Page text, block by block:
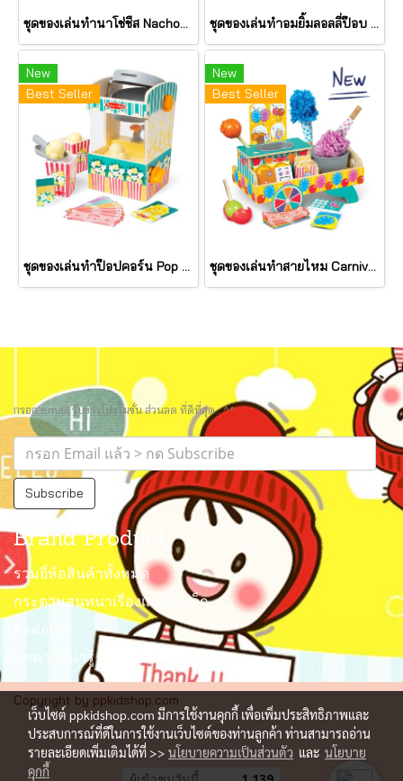
ชุดของเล่นทำนาโช่ชีส Nachos Play Set รุ่น 92310 ยี่ห้อ Melissa & Doug ชุดของเล่นทำอมยิ้มลอลลี่ป๊อบ Lollipop Play Set รุ่น 92312 ยี่ห้อ Melissa & Doug
New
Best Seller
ชุดของเล่นทำป๊อปคอร์น Pop & Serve Popcorn Play set รุ่น 92302 ยี่ห้อ Melissa & Doug
New
Best Seller
ชุดของเล่นทำสายไหม Carnival cotton Candy Play Set รุ่น 92299 ยี่ห้อ Melissa & Doug
กรอก email รับข่าวโปรโมชั่น ส่วนลด ที่ดีที่สุด.. ^^
Subscribe
Brand Product
รวมยี่ห้อสินค้าทั้งหมด
กระดานสนทนาเรื่องแม่และเด็ก
ติดต่อเรา
บทความน่ารู้
Copyright by ppkidshop.com
เว็บไซต์ ppkidshop.com มีการใช้งานคุกกี้ เพื่อเพิ่มประสิทธิภาพและ
ประสบการณ์ที่ดีในการใช้งานเว็บไซต์ของท่านลูกค้า ท่านสามารถอ่าน
รายละเอียดเพิ่มเติมได้ที่ >> นโยบายความเป็นส่วนตัว และ นโยบาย
คุกกี้